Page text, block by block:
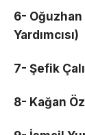
6- Oğuzhan
Yardımcısı)
7- Şefik
8- Kağan